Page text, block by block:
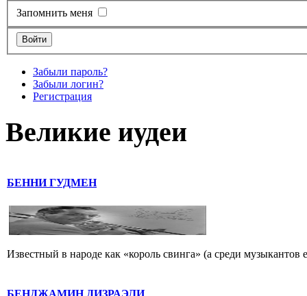
Запомнить меня
Забыли пароль?
Забыли логин?
Регистрация
Великие иудеи
БЕННИ ГУДМЕН
Известный в народе как «король свинга» (а среди
БЕНДЖАМИН ДИЗРАЭЛИ